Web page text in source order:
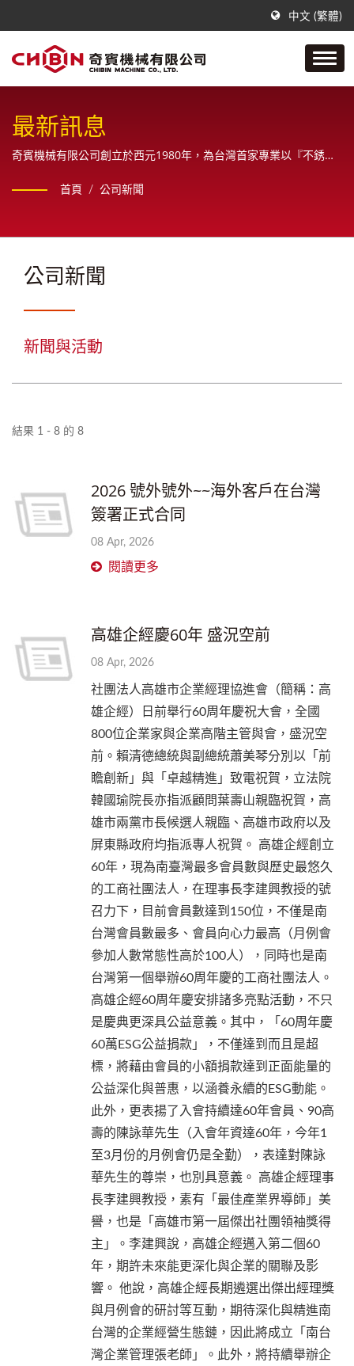
中文 (繁體)
最新訊息
奇賓機械有限公司創立於西元1980年，為台灣首家專業以『不銹鋼
首頁 / 公司新聞
公司新聞
新聞與活動
結果 1 - 8 的 8
2026 號外號外~~海外客戶在台灣
簽署正式合同
08 Apr, 2026
閱讀更多
高雄企經慶60年 盛況空前
08 Apr, 2026
社團法人高雄市企業經理協進會（簡稱：高
雄企經）日前舉行60周年慶祝大會，全國
800位企業家與企業高階主管與會，盛況空
前。賴清德總統與副總統蕭美琴分別以「前
瞻創新」與「卓越精進」致電祝賀，立法院
韓國瑜院長亦指派顧問葉壽山親臨祝賀，高
雄市兩黨市長候選人親臨、高雄市政府以及
屏東縣政府均指派專人祝賀。 高雄企經創立
60年，現為南臺灣最多會員數與歷史最悠久
的工商社團法人，在理事長李建興教授的號
召力下，目前會員數達到150位，不僅是南
台灣會員數最多、會員向心力最高（月例會
參加人數常態性高於100人），同時也是南
台灣第一個舉辦60周年慶的工商社團法人。
高雄企經60周年慶安排諸多亮點活動，不只
是慶典更深具公益意義。其中，「60周年慶
60萬ESG公益捐款」，不僅達到而且是超
標，將藉由會員的小額捐款達到正面能量的
公益深化與普惠，以涵養永續的ESG動能。
此外，更表揚了入會持續達60年會員、90高
壽的陳詠華先生（入會年資達60年，今年1
至3月份的月例會仍是全勤），表達對陳詠
華先生的尊崇，也別具意義。 高雄企經理事
長李建興教授，素有「最佳產業界導師」美
譽，也是「高雄市第一屆傑出社團領袖獎得
主」。李建興說，高雄企經邁入第二個60
年，期許未來能更深化與企業的關聯及影
響。 他說，高雄企經長期遴選出傑出經理獎
與月例會的研討等互動，期待深化與精進南
台灣的企業經營生態鏈，因此將成立「南台
灣企業管理張老師」。此外，將持續舉辦企